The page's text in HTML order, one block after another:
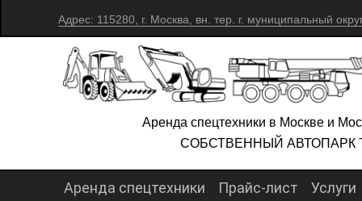
Адрес: 115280, г. Москва, вн. тер. г. муниципальный
Аренда спецтехники в Москве и
СОБСТВЕННЫЙ АВТОПАРК
Аренда спецтехники Прайс-лист Услуги